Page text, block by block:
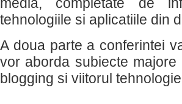
tehnologiile si aplicatiile din
A doua parte a conferintei
vor aborda subiecte
blogging si viitorul